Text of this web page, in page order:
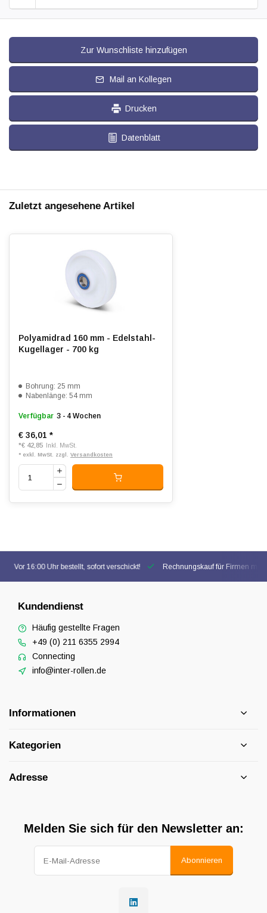
Zur Wunschliste hinzufügen
Mail an Kollegen
Drucken
Datenblatt
Zuletzt angesehene Artikel
Polyamidrad 160 mm - Edelstahl-
Kugellager - 700 kg
Bohrung: 25 mm
Nabenlänge: 54 mm
Verfügbar 3 - 4 Wochen
€ 36,01 *
*€ 42,85 Inkl. MwSt.
* exkl. MwSt. zzgl. Versandkosten
Vor 16:00 Uhr bestellt, sofort verschickt! Rechnungskauf für Firmen
Kundendienst
Häufig gestellte Fragen
+49 (0) 211 6355 2994
Connecting
info@inter-rollen.de
Informationen
Kategorien
Adresse
Melden Sie sich für den Newsletter an:
Abonnieren